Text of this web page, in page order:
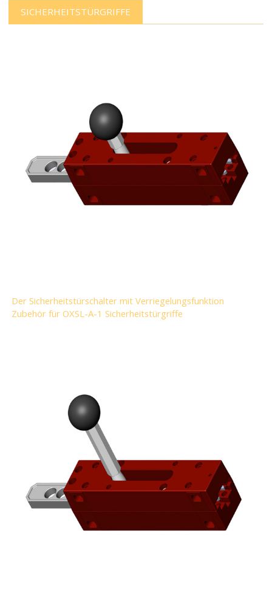
SICHERHEITSTÜRGRIFFE
Der Sicherheitstürschalter mit Verriegelungsfunktion
Zubehör für OXSL-A-1 Sicherheitstürgriffe